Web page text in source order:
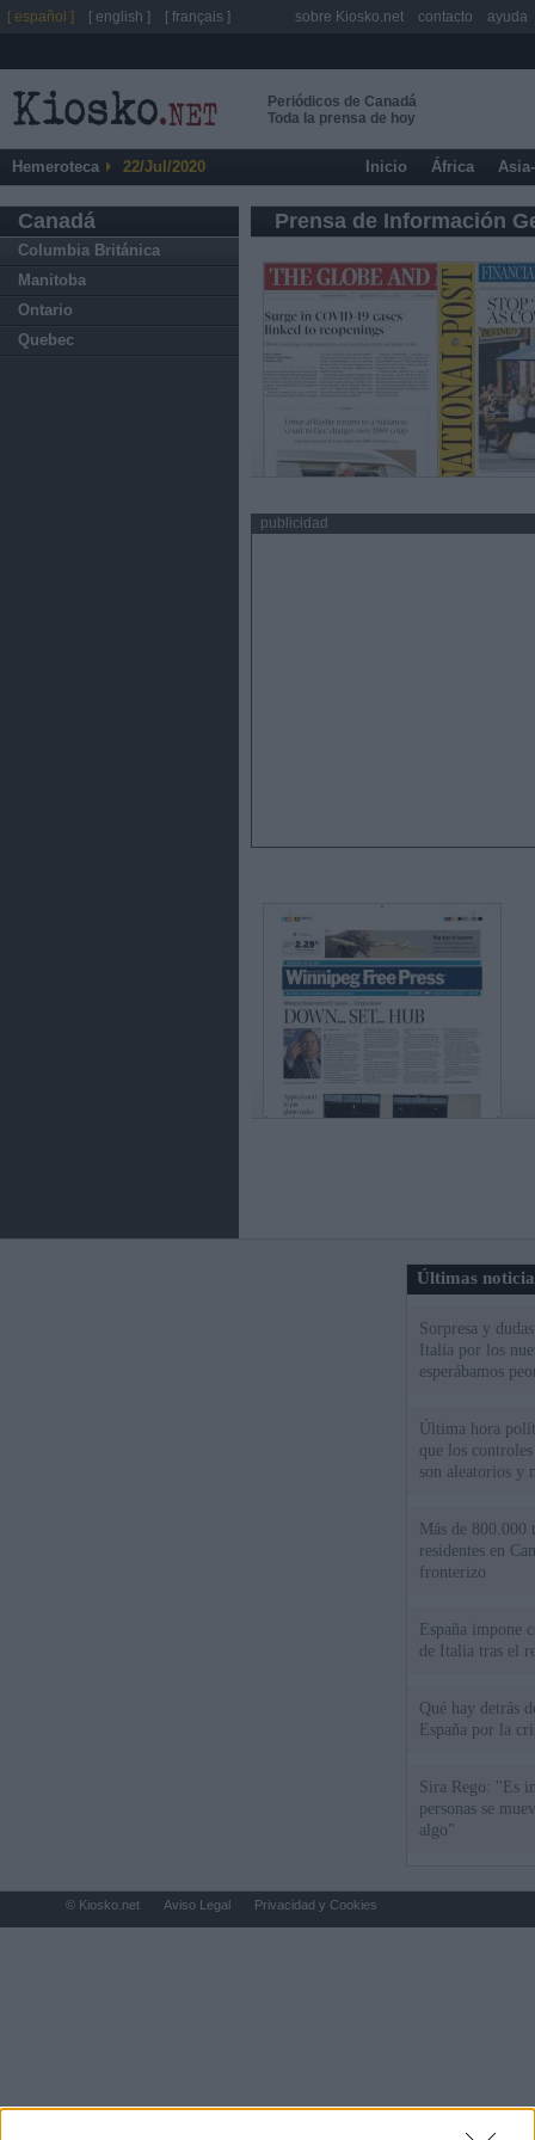
Periódicos de Canadá
Toda la prensa de hoy
Hemeroteca 22/Jul/2020 Inicio África
Canadá
Columbia Británica
Manitoba
Ontario
Quebec
Prensa de Información
publicidad
Últimas
Sorpresa y
Italia por los
esperábamos
Última hora
que los
son aleatorios y
Más de 800.000
residentes en
fronterizo
España impone
de Italia tras el
Qué hay detrás
España por la
Sira Rego: "Es
personas se
algo"
[ español ] [ english ] [ français ] sobre Kiosko.net contacto ayuda
© Kiosko.net Aviso Legal Privacidad y Cookies